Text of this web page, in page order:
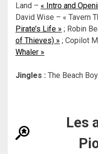
Land – « Intro and
David Wise – « Tavern
Pirate’s Life » ; Robin
of Thieves) » ; Copilot
Whaler »
Jingles : The Beach
Les